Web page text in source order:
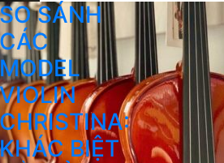
SO SÁNH
CÁC
MODEL
VIOLIN
CHRISTINA:
KHÁC BIỆT